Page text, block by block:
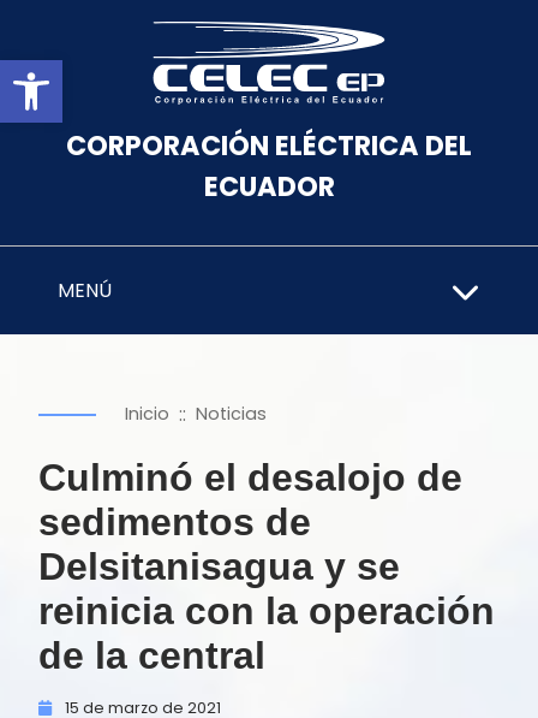
Abrir barra de herramientas
CORPORACIÓN ELÉCTRICA DEL
ECUADOR
MENÚ
Inicio :: Noticias
Culminó el desalojo de
sedimentos de
Delsitanisagua y se
reinicia con la operación
de la central
15 de marzo de 2021